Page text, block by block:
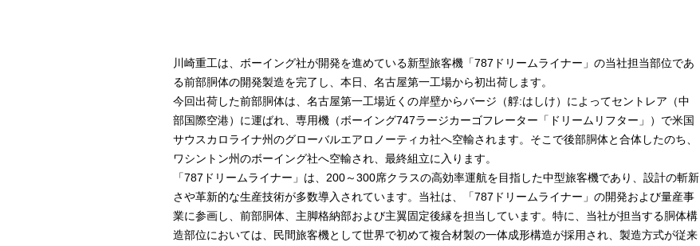
川崎重工は、ボーイング社が開発を進めている新型旅客機「787ドリームライナー」の当社担当部位であ
る前部胴体の開発製造を完了し、本日、名古屋第一工場から初出荷します。
今回出荷した前部胴体は、名古屋第一工場近くの岸壁からバージ（艀:はしけ）によってセントレア（中
部国際空港）に運ばれ、専用機（ボーイング747ラージカーゴフレーター「ドリームリフター」）で米国
サウスカロライナ州のグローバルエアロノーティカ社へ空輸されます。そこで後部胴体と合体したのち、
ワシントン州のボーイング社へ空輸され、最終組立に入ります。
「787ドリームライナー」は、200～300席クラスの高効率運航を目指した中型旅客機であり、設計の斬新
さや革新的な生産技術が多数導入されています。当社は、「787ドリームライナー」の開発および量産事
業に参画し、前部胴体、主脚格納部および主翼固定後縁を担当しています。特に、当社が担当する胴体構
造部位においては、民間旅客機として世界で初めて複合材製の一体成形構造が採用され、製造方式が従来